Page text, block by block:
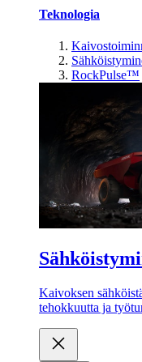
Teknologia
RockPulse™
Kaivoksen
tehokkuutta ja